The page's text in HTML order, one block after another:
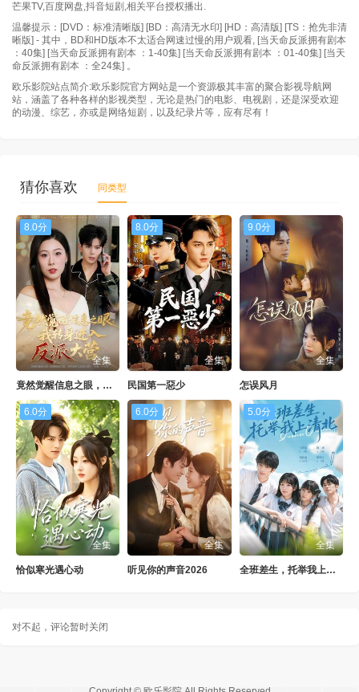
芒果TV,百度网盘,抖音短剧,相关平台授权播出.
温馨提示：[DVD：标准清晰版] [BD：高清无水印] [HD：高清版] [TS：抢先非清
晰版] - 其中，BD和HD版本不太适合网速过慢的用户观看, [当天命反派拥有剧本
：40集] [当天命反派拥有剧本 ：1-40集] [当天命反派拥有剧本 ：01-40集] [当天
命反派拥有剧本 ：全24集] 。
欧乐影院站点简介:欧乐影院官方网站是一个资源极其丰富的聚合影视导航网
站，涵盖了各种各样的影视类型，无论是热门的电影、电视剧，还是深受欢迎
的动漫、综艺，亦或是网络短剧，以及纪录片等，应有尽有！
猜你喜欢 同类型
8.0分
全集
竟然觉醒信息之眼，我转身进入反派大营
8.0分
全集
民国第一惡少
9.0分
全集
怎误风月
6.0分
全集
恰似寒光遇心动
6.0分
全集
听见你的声音2026
5.0分
全集
全班差生，托举我上清北
对不起，评论暂时关闭